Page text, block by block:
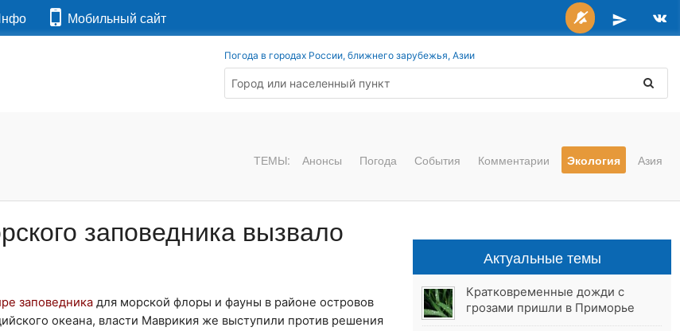
Мобильный сайт
Погода в городах России, ближнего зарубежья, Азии
ТЕМЫ: Анонсы Погода События Комментарии Экология Азия
заповедника вызвало
заповедника для морской флоры и фауны в районе островов
океана, власти Маврикия же выступили против решения
Актуальные темы
Кратковременные дожди с
грозами пришли в Приморье